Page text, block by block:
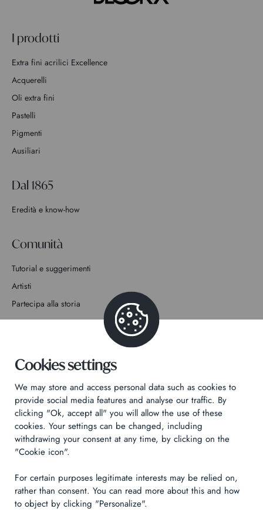
I prodotti
Extra fini acrilici Excellence
Acquerelli
Oli extra fini
Pastelli
Pigmenti
Ausiliari
Dal 1865
Eredità e know-how
Comunità
Tutorial e suggerimenti
Artisti
Partecipa alla storia
Informativa sulla privacy
Informazioni legali
Technical & Legal informations
Cookies settings
We may store and access personal data such as cookies to
provide social media features and analyse our traffic. By
clicking "Ok, accept all" you will allow the use of these
cookies. Your settings can be changed, including
withdrawing your consent at any time, by clicking on the
"Cookie icon".
For certain purposes legitimate interests may be relied on,
rather than consent. You can read more about this and how
to object by clicking "Personalize".